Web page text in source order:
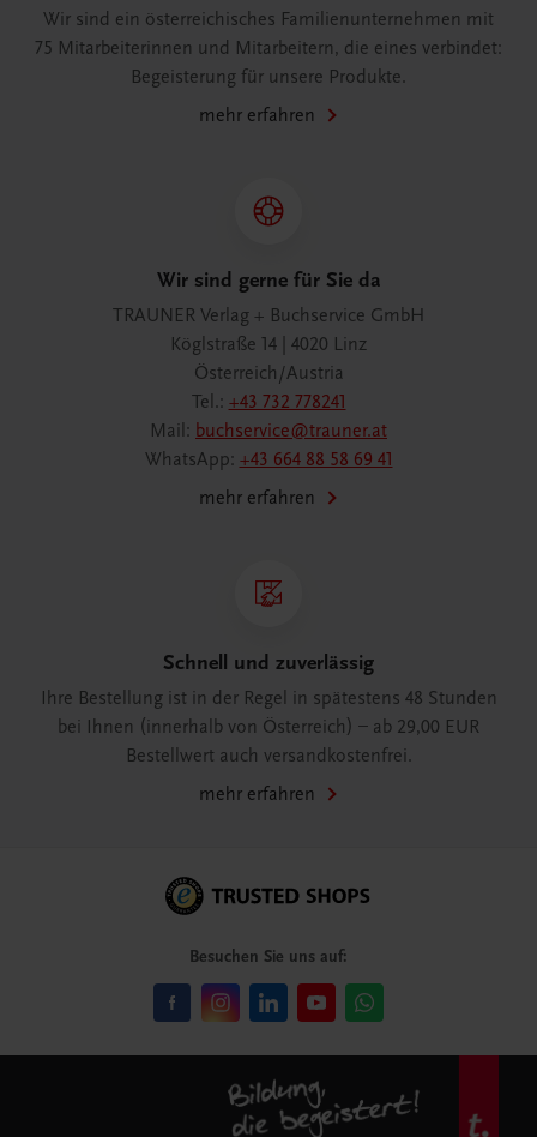
Wir sind ein österreichisches Familienunternehmen mit
75 Mitarbeiterinnen und Mitarbeitern, die eines verbindet:
Begeisterung für unsere Produkte.
mehr erfahren
Wir sind gerne für Sie da
TRAUNER Verlag + Buchservice GmbH
Köglstraße 14 | 4020 Linz
Österreich/Austria
Tel.: +43 732 778241
Mail: buchservice@trauner.at
WhatsApp: +43 664 88 58 69 41
mehr erfahren
Schnell und zuverlässig
Ihre Bestellung ist in der Regel in spätestens 48 Stunden
bei Ihnen (innerhalb von Österreich) – ab 29,00 EUR
Bestellwert auch versandkostenfrei.
mehr erfahren
Besuchen Sie uns auf: